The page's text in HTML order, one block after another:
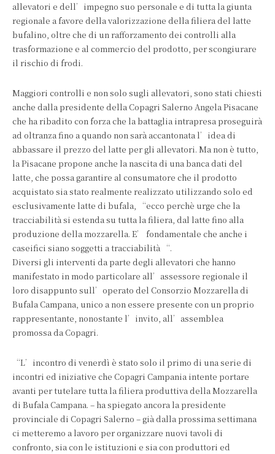
allevatori e dell’impegno suo personale e di tutta la giunta
regionale a favore della valorizzazione della filiera del latte
bufalino, oltre che di un rafforzamento dei controlli alla
trasformazione e al commercio del prodotto, per scongiurare
il rischio di frodi.
Maggiori controlli e non solo sugli allevatori, sono stati chiesti
anche dalla presidente della Copagri Salerno Angela Pisacane
che ha ribadito con forza che la battaglia intrapresa proseguirà
ad oltranza fino a quando non sarà accantonata l’idea di
abbassare il prezzo del latte per gli allevatori. Ma non è tutto,
la Pisacane propone anche la nascita di una banca dati del
latte, che possa garantire al consumatore che il prodotto
acquistato sia stato realmente realizzato utilizzando solo ed
esclusivamente latte di bufala, “ecco perchè urge che la
tracciabilità si estenda su tutta la filiera, dal latte fino alla
produzione della mozzarella. E’ fondamentale che anche i
caseifici siano soggetti a tracciabilità “.
Diversi gli interventi da parte degli allevatori che hanno
manifestato in modo particolare all’assessore regionale il
loro disappunto sull’operato del Consorzio Mozzarella di
Bufala Campana, unico a non essere presente con un proprio
rappresentante, nonostante l’invito, all’assemblea
promossa da Copagri.
“L’incontro di venerdì è stato solo il primo di una serie di
incontri ed iniziative che Copagri Campania intente portare
avanti per tutelare tutta la filiera produttiva della Mozzarella
di Bufala Campana. – ha spiegato ancora la presidente
provinciale di Copagri Salerno – già dalla prossima settimana
ci metteremo a lavoro per organizzare nuovi tavoli di
confronto, sia con le istituzioni e sia con produttori ed